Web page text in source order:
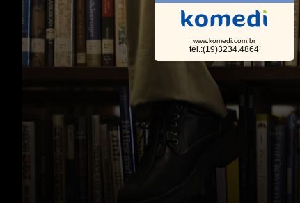
www.komedi.com.br
tel.:(19)3234.4864